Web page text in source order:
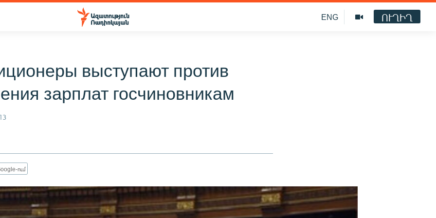
ENG ՈՒՂԻՂ
выступают против
зарплат госчиновникам
ում